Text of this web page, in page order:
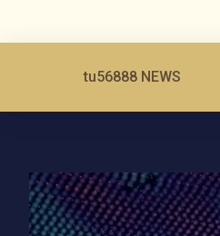
tu56888 NEWS